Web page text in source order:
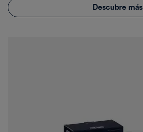
Descubre más